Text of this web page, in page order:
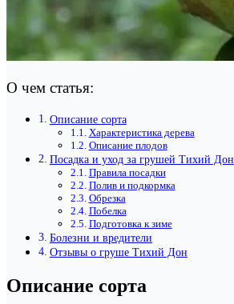
О чем статья:
Описание сорта
Характеристика дерева
Описание плодов
Посадка и уход за грушей Тихий Дон
Правила посадки
Полив и подкормка
Обрезка
Побелка
Подготовка к зиме
Болезни и вредители
Отзывы о груше Тихий Дон
Описание сорта